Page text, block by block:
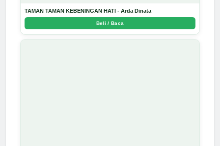
TAMAN TAMAN KEBENINGAN HATI - Arda Dinata
Beli / Baca